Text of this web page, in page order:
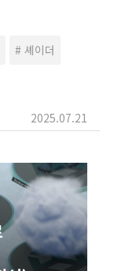
# 셰이더
2025.07.21